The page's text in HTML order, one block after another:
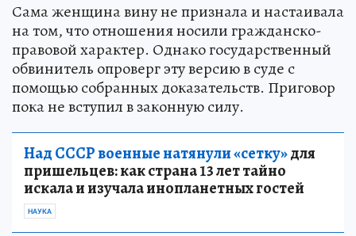
Сама женщина вину не признала и настаивала
на том, что отношения носили гражданско-
правовой характер. Однако государственный
обвинитель опроверг эту версию в суде с
помощью собранных доказательств. Приговор
пока не вступил в законную силу.
Над СССР военные натянули «сетку»для
пришельцев: как страна 13 лет тайно
искала и изучала инопланетных гостей
НАУКА